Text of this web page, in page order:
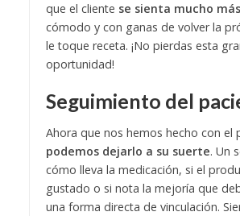
que el cliente se sienta mucho
cómodo y con ganas de volver la
le toque receta. ¡No pierdas esta
oportunidad!
Seguimiento del
Ahora que nos hemos hecho con el
podemos dejarlo a su suerte. Un
cómo lleva la medicación, si el
gustado o si nota la mejoría que
una forma directa de vinculación.